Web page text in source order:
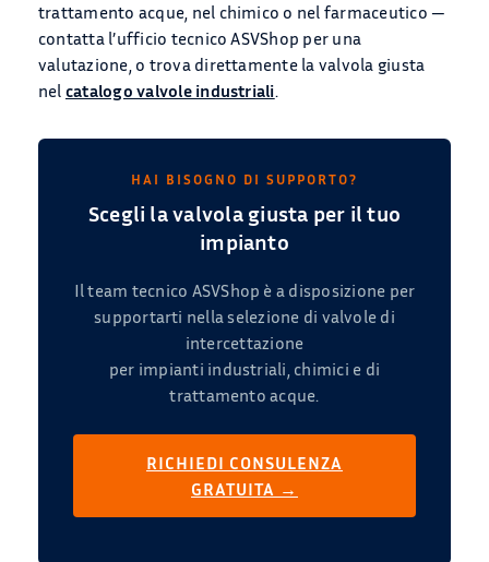
trattamento acque, nel chimico o nel farmaceutico —
contatta l’ufficio tecnico ASVShop per una
valutazione, o trova direttamente la valvola giusta
nel catalogo valvole industriali.
HAI BISOGNO DI SUPPORTO?
Scegli la valvola giusta per il tuo
impianto
Il team tecnico ASVShop è a disposizione per
supportarti nella selezione di valvole di
intercettazione
per impianti industriali, chimici e di
trattamento acque.
RICHIEDI CONSULENZA
GRATUITA →